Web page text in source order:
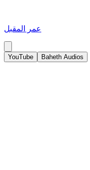
عمر المقبل
YouTube Baheth Audios